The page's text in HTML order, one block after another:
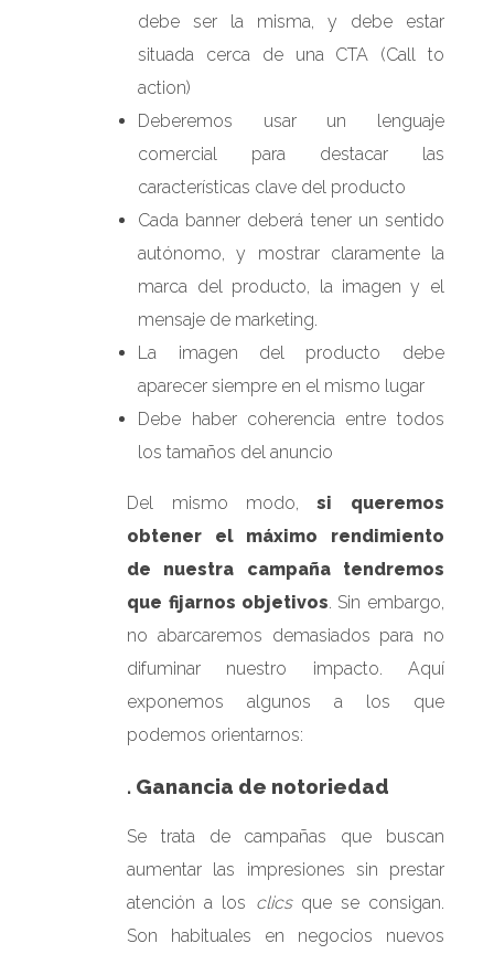
debe ser la misma, y debe estar
situada cerca de una CTA (Call to
action)
Deberemos usar un lenguaje
comercial para destacar las
características clave del producto
Cada banner deberá tener un sentido
autónomo, y mostrar claramente la
marca del producto, la imagen y el
mensaje de marketing.
La imagen del producto debe
aparecer siempre en el mismo lugar
Debe haber coherencia entre todos
los tamaños del anuncio
Del mismo modo,si queremos
obtener el máximo rendimiento
de nuestra campaña tendremos
que fijarnos objetivos. Sin embargo,
no abarcaremos demasiados para no
difuminar nuestro impacto. Aquí
exponemos algunos a los que
podemos orientarnos:
. Ganancia de notoriedad
Se trata de campañas que buscan
aumentar las impresiones sin prestar
atención a los clicsque se consigan.
Son habituales en negocios nuevos